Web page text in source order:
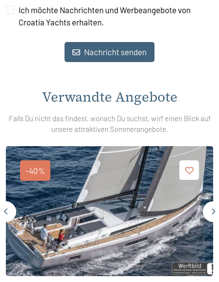
Ich möchte Nachrichten und Werbeangebote von
Croatia Yachts erhalten.
Nachricht senden
Verwandte Angebote
Falls Du nicht das findest, wonach Du suchst, wirf einen Blick auf
unsere attraktiven Sommerangebote.
-40%